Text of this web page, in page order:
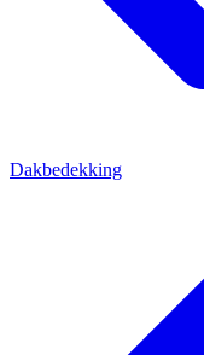
Dakbedekking